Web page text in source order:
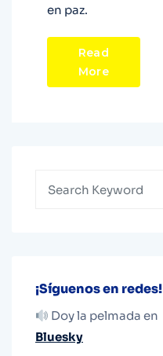
en paz.
Read
More
¡Síguenos en redes!
Doy la pelmada en
Bluesky